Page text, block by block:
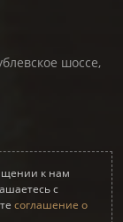
шоссе,
к нам
с
соглашение о